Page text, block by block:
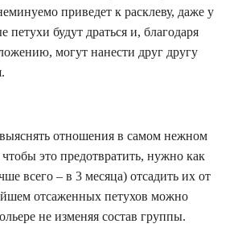
приведет к расклеву, даже у
петухи будут драться и, благодаря
могут нанести друг другу
отношения в самом нежном
чтобы это предотвратить, нужно как
всего – в 3 месяца) отсадить их от
отсаженных петухов можно
не изменяя состав группы.